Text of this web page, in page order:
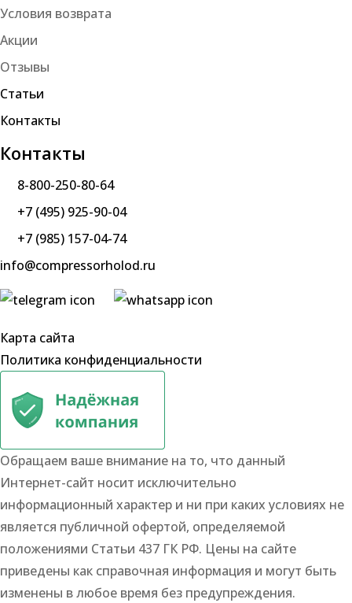
Условия возврата
Акции
Отзывы
Статьи
Контакты
Контакты
8-800-250-80-64
+7 (495) 925-90-04
+7 (985) 157-04-74
info@compressorholod.ru
Карта сайта
Политика конфиденциальности
Обращаем ваше внимание на то, что данный
Интернет-сайт носит исключительно
информационный характер и ни при каких условиях не
является публичной офертой, определяемой
положениями Статьи 437 ГК РФ. Цены на сайте
приведены как справочная информация и могут быть
изменены в любое время без предупреждения.